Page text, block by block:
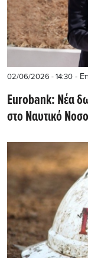
02/06/2026 - 14:30 -
Eurobank: Νέα
στο Ναυτικό